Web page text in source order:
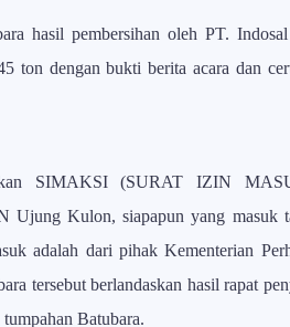
hasil pembersihan oleh PT.
ton dengan bukti berita acara dan
SIMAKSI (SURAT IZIN
Ujung Kulon, siapapun yang masuk
adalah dari pihak Kementerian
tersebut berlandaskan hasil rapat
Batubara.